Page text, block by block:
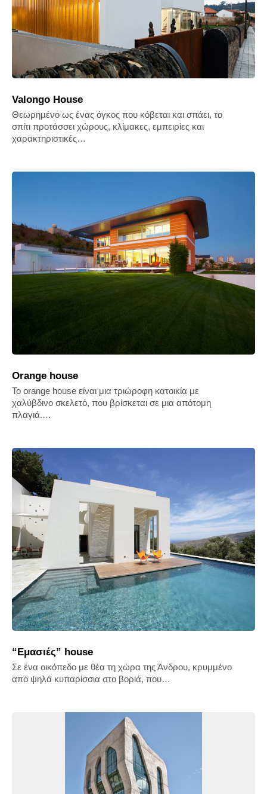
Valongo House
Θεωρημένο ως ένας όγκος που κόβεται και σπάει, το
σπίτι προτάσσει χώρους, κλίμακες, εμπειρίες και
χαρακτηριστικές…
Orange house
Το orange house είναι μια τριώροφη κατοικία με
χαλύβδινο σκελετό, που βρίσκεται σε μια απότομη
πλαγιά.…
“Eμασιές” house
Σε ένα οικόπεδο με θέα τη χώρα της Άνδρου, κρυμμένο
από ψηλά κυπαρίσσια στο βοριά, που…